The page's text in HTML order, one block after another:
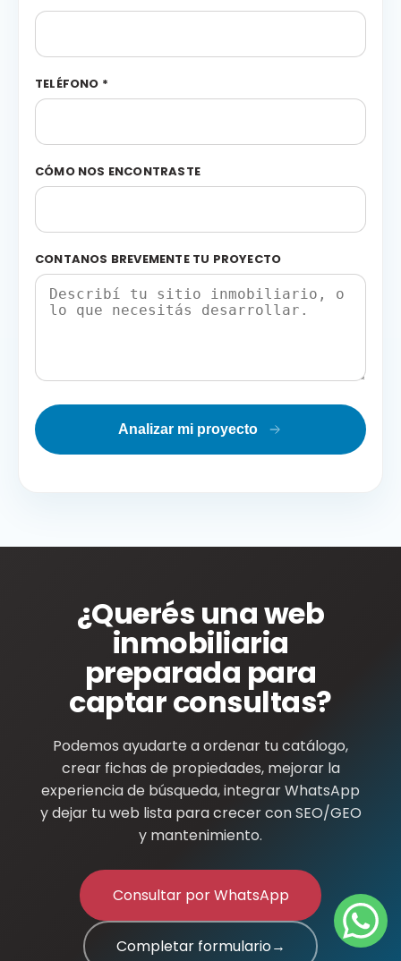
TELÉFONO *
CÓMO NOS ENCONTRASTE
CONTANOS BREVEMENTE TU PROYECTO
Analizar mi proyecto
Contacto final para solicitar
¿Querés una web
inmobiliaria
preparada para
captar consultas?
Podemos ayudarte a ordenar tu catálogo,
crear fichas de propiedades, mejorar la
experiencia de búsqueda, integrar WhatsApp
y dejar tu web lista para crecer con SEO/GEO
y mantenimiento.
Consultar por WhatsApp
Completar formulario→